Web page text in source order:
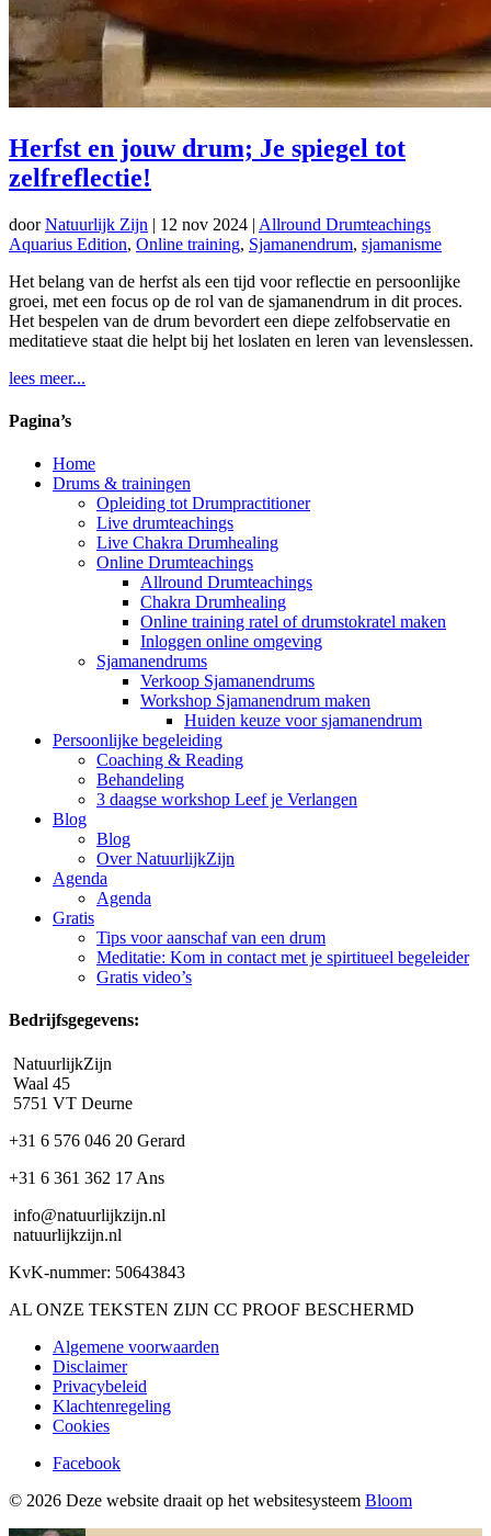
Herfst en jouw drum; Je spiegel tot
zelfreflectie!
doorNatuurlijk Zijn | 12 nov 2024 | Allround Drumteachings
Aquarius Edition, Online training, Sjamanendrum, sjamanisme
Het belang van de herfst als een tijd voor reflectie en persoonlijke
groei, met een focus op de rol van de sjamanendrum in dit proces.
Het bespelen van de drum bevordert een diepe zelfobservatie en
meditatieve staat die helpt bij het loslaten en leren van levenslessen.
lees meer...
Pagina’s
Home
Drums & trainingen
Opleiding tot Drumpractitioner
Live drumteachings
Live Chakra Drumhealing
Online Drumteachings
Allround Drumteachings
Chakra Drumhealing
Online training ratel of drumstokratel maken
Inloggen online omgeving
Sjamanendrums
Verkoop Sjamanendrums
Workshop Sjamanendrum maken
Huiden keuze voor sjamanendrum
Persoonlijke begeleiding
Coaching & Reading
Behandeling
3 daagse workshop Leef je Verlangen
Blog
Blog
Over NatuurlijkZijn
Agenda
Agenda
Gratis
Tips voor aanschaf van een drum
Meditatie: Kom in contact met je spirtitueel begeleider
Gratis video’s
Bedrijfsgegevens:
NatuurlijkZijn
Waal 45
5751 VT Deurne
+31 6 576 046 20 Gerard
+31 6 361 362 17 Ans
info@natuurlijkzijn.nl
natuurlijkzijn.nl
KvK-nummer: 50643843
AL ONZE TEKSTEN ZIJN CC PROOF BESCHERMD
Algemene voorwaarden
Disclaimer
Privacybeleid
Klachtenregeling
Cookies
Facebook
© 2026 Deze website draait op het websitesysteem Bloom